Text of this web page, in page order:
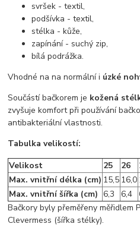
svršek - textil,
podšívka - textil,
stélka - kůže,
zapínání - suchý zip,
bílá podrážka.
Vhodné na na normální i úzké
Součástí bačkorem je kožená
zvyšuje komfort při používání
antibakteriální vlastnosti.
Tabulka velikostí:
Velikost
25 26
Max. vnitřní délka (cm) 15,5 16,0
Max. vnitřní šířka (cm) 6,3 6,4
Bačkory byly přeměřeny měřidlem
Clevermess (šířka stélky).